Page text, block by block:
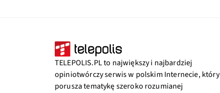
TELEPOLIS.PL to największy i najbardziej
opiniotwórczy serwis w polskim Internecie, który
porusza tematykę szeroko rozumianej